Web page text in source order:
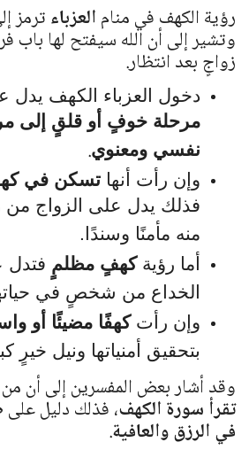
رؤية الكهف في منامالعزباءترمز
وتشير إلى أن الله سيفتح لها باب
زواجٍ بعد انتظار.
دخول العزباء الكهف يدل
مرحلة خوفٍ أو قلقٍ إلى
نفسي ومعنوي.
وإن رأت أنها تسكن في
فذلك يدل على الزواج
منه مأمنًا وسندًا.
أما رؤيةكهفٍ مظلمٍ فتدل
الخداع من شخصٍ في
وإن رأتكهفًا مضيئًا أو
بتحقيق أمنياتها ونيل خيرٍ
وقد أشار بعض المفسرين إلى أن من
تقرأ سورة الكهف، فذلك دليل على
في الرزق والعافية.